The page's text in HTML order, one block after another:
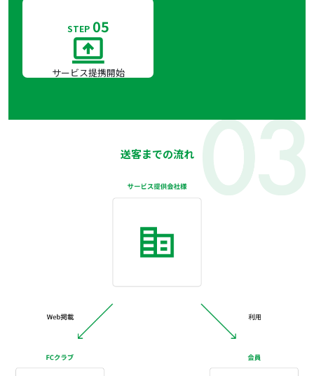
STEP 05
サービス提携開始
送客までの流れ